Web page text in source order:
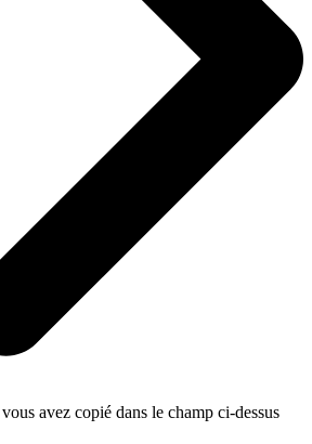
avez copié dans le champ ci-dessus